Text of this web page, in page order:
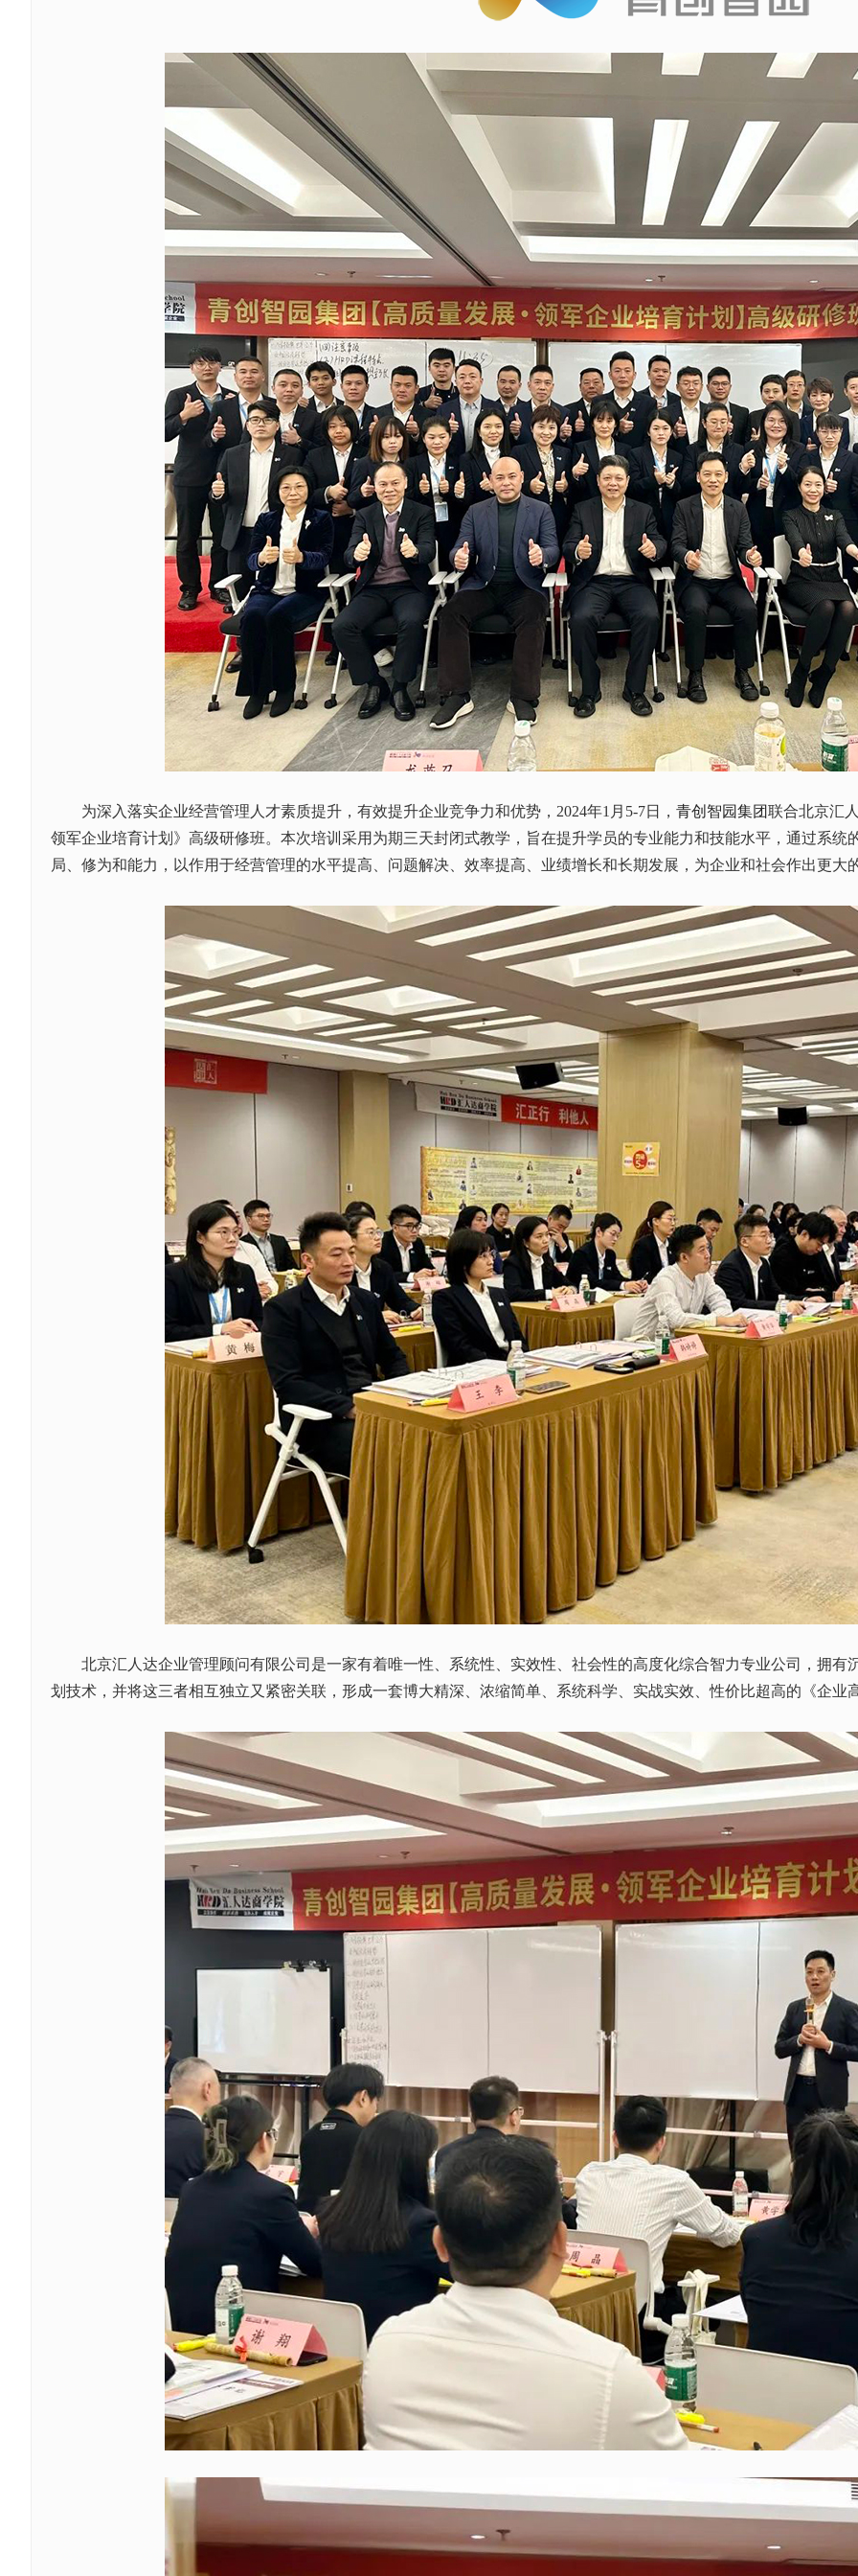
为深入落实企业经营管理人才素质提升，有效提升企业竞争力和优势，2024年1月5-7日， 青创智园集团联合北京汇
领军企业培育计划》高级研修班。本次培训采用为期三天封闭式教学，旨在提升学员的专业能力和技能水平，通过系
局、修为和能力，以作用于经营管理的水平提高、问题解决、效率提高、业绩增长和长期发展，为企业和社会作出更大
北京汇人达企业管理顾问有限公司是一家有着唯一性、系统性、实效性、社会性的高度化综合智力专业公司，拥有
划技术，并将这三者相互独立又紧密关联，形成一套博大精深、浓缩简单、系统科学、实战实效、性价比超高的《企业